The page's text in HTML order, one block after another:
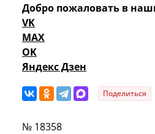
Добро пожаловать в
VK
MAX
OK
Яндекс Дзен
Поделиться
№ 18358